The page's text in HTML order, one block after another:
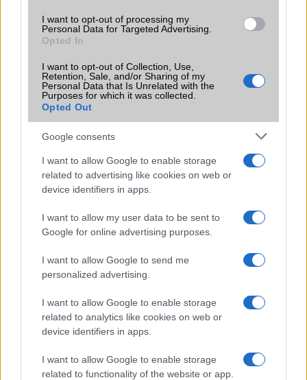
I want to opt-out of processing my
Personal Data for Targeted Advertising.
Opted In
I want to opt-out of Collection, Use,
Retention, Sale, and/or Sharing of my
Personal Data that Is Unrelated with the
Purposes for which it was collected.
Opted Out
Google consents
I want to allow Google to enable storage
related to advertising like cookies on web or
device identifiers in apps.
I want to allow my user data to be sent to
Google for online advertising purposes.
I want to allow Google to send me
personalized advertising.
I want to allow Google to enable storage
related to analytics like cookies on web or
device identifiers in apps.
I want to allow Google to enable storage
related to functionality of the website or app.
Megjelent a strapabíró Redmi Note 14 Pro
2024.09.27
A Redmi Note 14 sorozat két modellel debütál, a Pro és a Pro+
változatokkal. Mindkettő extra strapabíró és kiváló minőségű ívelt
kijelzővel rendelkezik. A Pro+ modell jobb kamerahardverrel és nagy
kapacitású szilícium-szén anód akkumulátorral tűnik ki.
Megérkezett a Redmi Watch 5 Lite
AMOLED kijelzővel, Bluetooth hívással és
GPS-szel
2024.09.26
Mennyibe kerül
Keressen a telefonboltok ajánlatai között!